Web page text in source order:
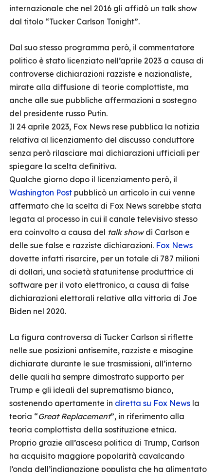
internazionale che nel 2016 gli affidò un talk show
dal titolo “Tucker Carlson Tonight”.
Dal suo stesso programma però, il commentatore
politico è stato licenziato nell’aprile 2023 a causa di
controverse dichiarazioni razziste e nazionaliste,
mirate alla diffusione di teorie complottiste, ma
anche alle sue pubbliche affermazioni a sostegno
del presidente russo Putin.
Il 24 aprile 2023, Fox News rese pubblica la notizia
relativa al licenziamento del discusso conduttore
senza però rilasciare mai dichiarazioni ufficiali per
spiegare la scelta definitiva.
Qualche giorno dopo il licenziamento però, il
Washington Post pubblicò un articolo in cui venne
affermato che la scelta di Fox News sarebbe stata
legata al processo in cui il canale televisivo stesso
era coinvolto a causa del talk showdi Carlson e
delle sue false e razziste dichiarazioni. Fox News
dovette infatti risarcire, per un totale di 787 milioni
di dollari, una società statunitense produttrice di
software per il voto elettronico, a causa di false
dichiarazioni elettorali relative alla vittoria di Joe
Biden nel 2020.
La figura controversa di Tucker Carlson si riflette
nelle sue posizioni antisemite, razziste e misogine
dichiarate durante le sue trasmissioni, all’interno
delle quali ha sempre dimostrato supporto per
Trump e gli ideali del suprematismo bianco,
sostenendo apertamente in diretta su Fox News la
teoria “Great Replacement”, in riferimento alla
teoria complottista della sostituzione etnica.
Proprio grazie all’ascesa politica di Trump, Carlson
ha acquisito maggiore popolarità cavalcando
l’onda dell’indignazione populista che ha alimentato